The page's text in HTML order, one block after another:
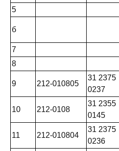
5
б
7
8
9 212-010805
31 2375
0237
10 212-0108
31 2355
0145
11 212-010804
31 2375
0236